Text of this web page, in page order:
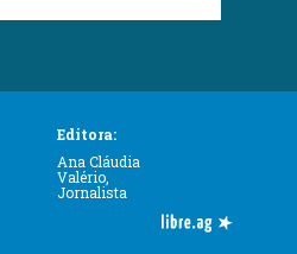
Editora:
Ana Cláudia
Valério,
Jornalista